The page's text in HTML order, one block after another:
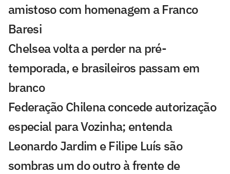
amistoso com homenagem a Franco
Baresi
Chelsea volta a perder na pré-
temporada, e brasileiros passam em
branco
Federação Chilena concede autorização
especial para Vozinha; entenda
Leonardo Jardim e Filipe Luís são
sombras um do outro à frente de